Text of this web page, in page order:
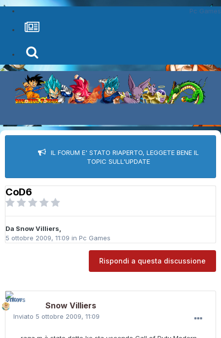
Pc Games
IL FORUM E' STATO RIAPERTO, LEGGETE BENE IL
TOPIC SULL'UPDATE
CoD6
Da Snow Villiers,
5 ottobre 2009, 11:09 in Pc Games
Rispondi a questa discussione
Snow Villiers
Inviato 5 ottobre 2009, 11:09